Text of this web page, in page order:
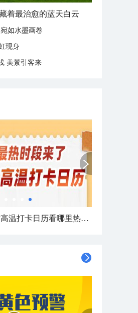
着最治愈的蓝天白云
如水墨画卷
现身
美景引客来
热在中伏！南北方高温打卡日历看哪里热力持久